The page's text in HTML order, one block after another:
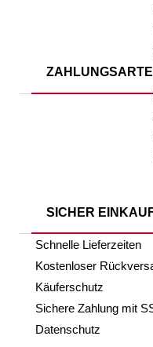
SICHER
Schnelle Lieferzeiten
Kostenloser
Käuferschutz
Sichere Zahlung mit
Datenschutz